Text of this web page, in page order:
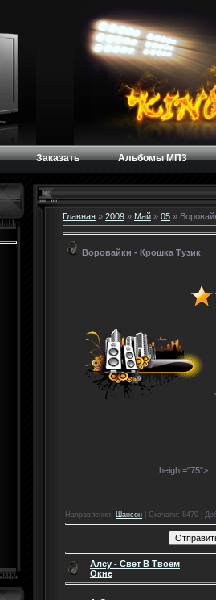
Заказать Альбомы МП3
Главная » 2009 » Май » 05 »
Воровайки - Крошка Тузик
height="75">
Направления : Шансон Скачали: 8470 |
Алсу - Свет В Твоем
Окне